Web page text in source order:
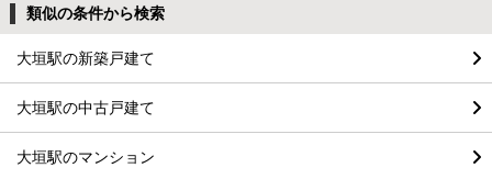
類似の条件から検索
大垣駅の新築戸建て
大垣駅の中古戸建て
大垣駅のマンション